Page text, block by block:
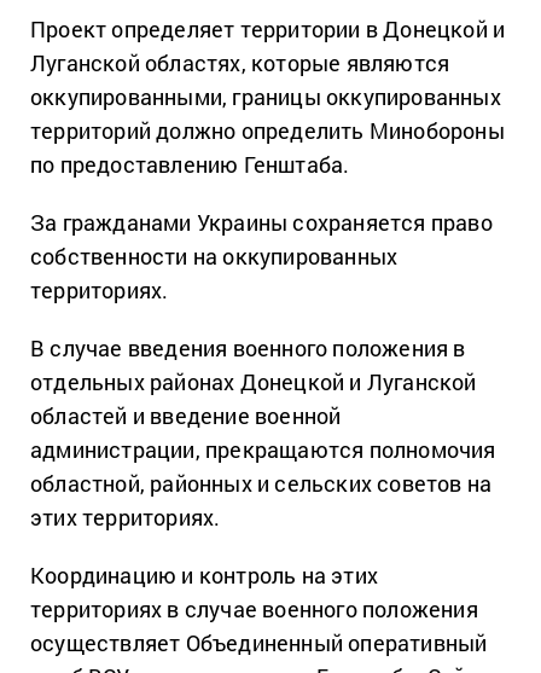
Проект определяет территории в Донецкой и
Луганской областях, которые являются
оккупированными, границы оккупированных
территорий должно определить Минобороны
по предоставлению Генштаба.
За гражданами Украины сохраняется право
собственности на оккупированных
территориях.
В случае введения военного положения в
отдельных районах Донецкой и Луганской
областей и введение военной
администрации, прекращаются полномочия
областной, районных и сельских советов на
этих территориях.
Координацию и контроль на этих
территориях в случае военного положения
осуществляет Объединенный оперативный